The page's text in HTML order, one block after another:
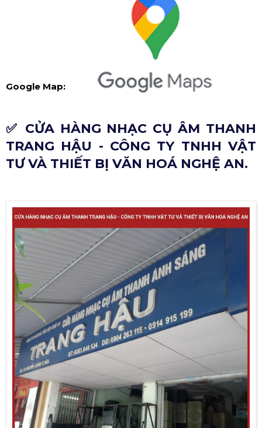
Google Map:
✅ CỬA HÀNG NHẠC CỤ ÂM THANH
TRANG HẬU - CÔNG TY TNHH VẬT
TƯ VÀ THIẾT BỊ VĂN HOÁ NGHỆ AN.